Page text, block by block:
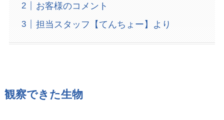
お客様のコメント
担当スタッフ【てんちょー】より
観察できた生物